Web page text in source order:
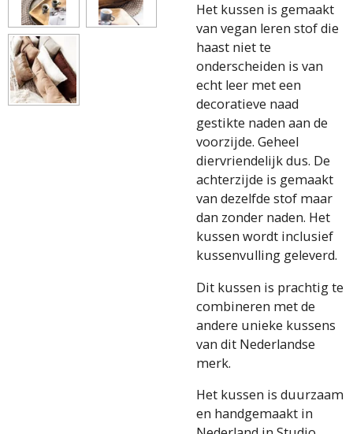
Het kussen is gemaakt
van vegan leren stof die
haast niet te
onderscheiden is van
echt leer met een
decoratieve naad
gestikte naden aan de
voorzijde. Geheel
diervriendelijk dus. De
achterzijde is gemaakt
van dezelfde stof maar
dan zonder naden. Het
kussen wordt inclusief
kussenvulling geleverd.
Dit kussen is prachtig te
combineren met de
andere unieke kussens
van dit Nederlandse
merk.
Het kussen is duurzaam
en handgemaakt in